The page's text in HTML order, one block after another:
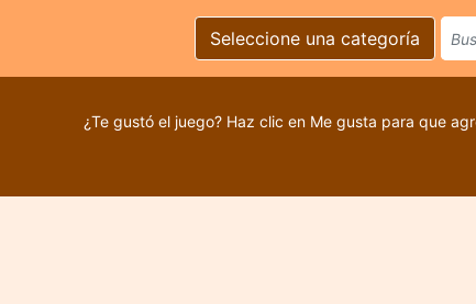
Seleccione una categoría
¿Te gustó el juego? Haz clic en Me gusta para que